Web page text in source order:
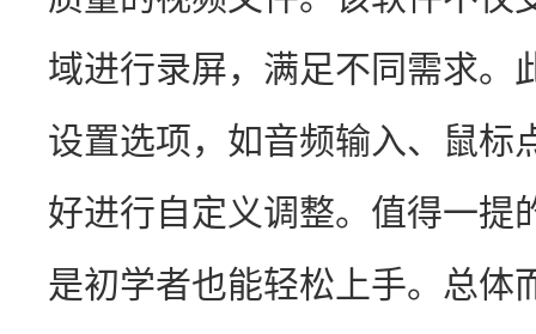
域进行录屏，满足不同需求。
设置选项，如音频输入、鼠标
好进行自定义调整。值得一提
是初学者也能轻松上手。总体